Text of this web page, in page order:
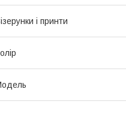
і принти